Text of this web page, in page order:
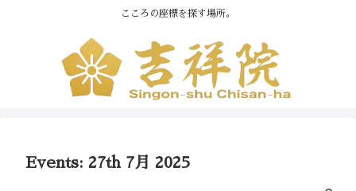
こころの座標を探す場所。
Events: 27th 7月 2025